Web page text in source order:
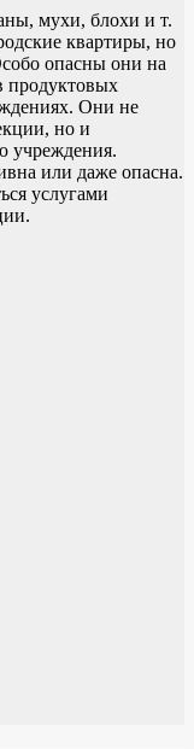
мухи, блохи и т.
квартиры, но
опасны они на
продуктовых
Они не
но и
учреждения.
или даже опасна.
услугами